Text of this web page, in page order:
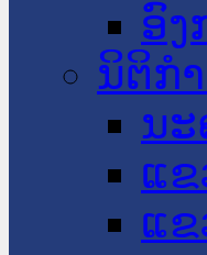
ອົງ
ນິຕິກໍ
ນ
ແຂ
ແຂ